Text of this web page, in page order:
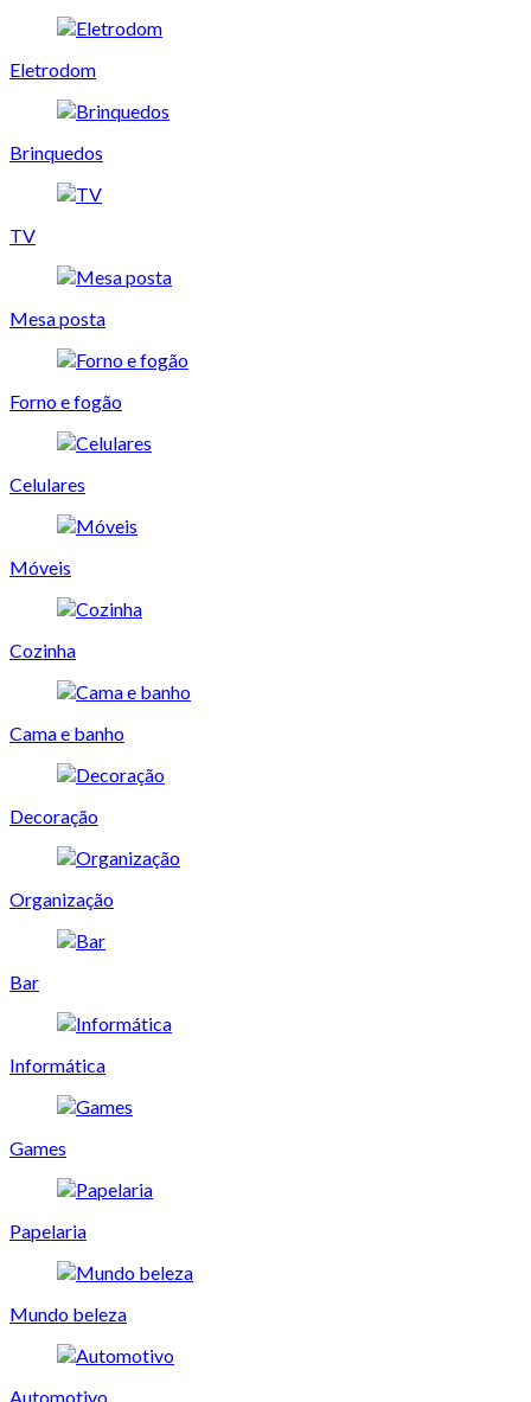
Eletrodom
Brinquedos
TV
Mesa posta
Forno e fogão
Celulares
Móveis
Cozinha
Cama e banho
Decoração
Organização
Bar
Informática
Games
Papelaria
Mundo beleza
Automotivo